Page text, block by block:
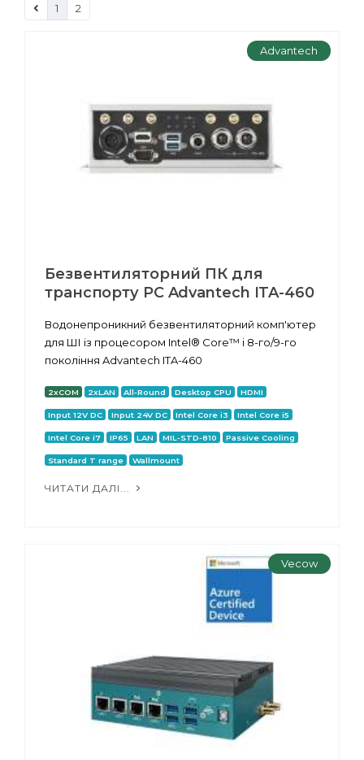
1 2
Advantech
Безвентиляторний ПК для
транспорту PC Advantech ITA-460
Водонепроникний безвентиляторний комп'ютер
для ШІ із процесором Intel® Core™ i 8-го/9-го
покоління Advantech ITA-460
2xCOM 2xLAN All-Round Desktop CPU HDMI
Input 12V DC Input 24V DC Intel Core i3 Intel Core i5
Intel Core i7 IP65 LAN MIL-STD-810 Passive Cooling
Standard T range Wallmount
ЧИТАТИ ДАЛІ...
Vecow